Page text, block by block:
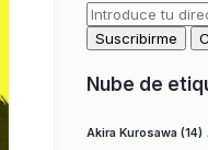
Nube de
Akira Kurosawa (14)